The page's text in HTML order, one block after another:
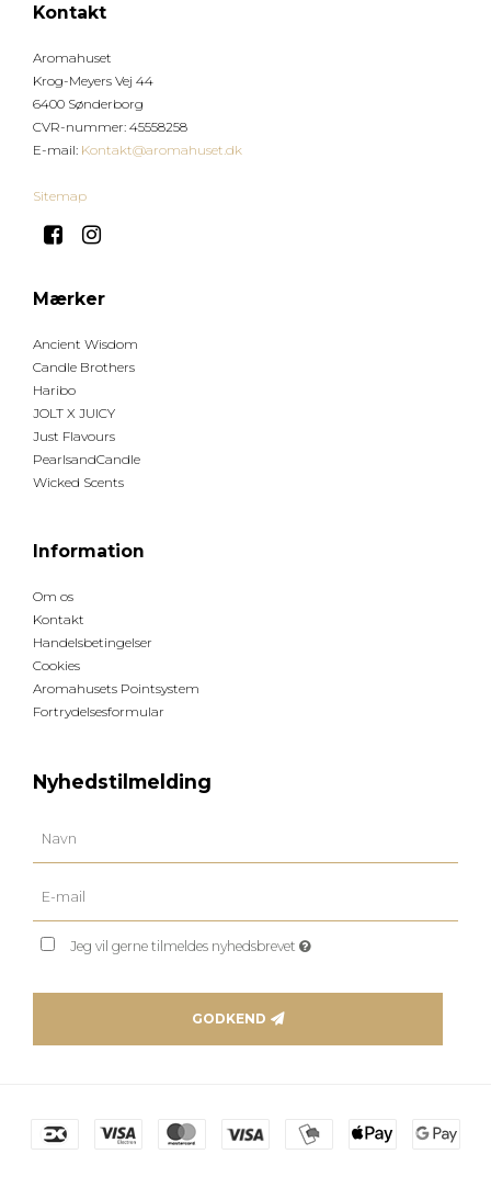
Kontakt
Aromahuset
Krog-Meyers Vej 44
6400 Sønderborg
CVR-nummer: 45558258
E-mail: Kontakt@aromahuset.dk
Sitemap
Mærker
Ancient Wisdom
Candle Brothers
Haribo
JOLT X JUICY
Just Flavours
PearlsandCandle
Wicked Scents
Information
Om os
Kontakt
Handelsbetingelser
Cookies
Aromahusets Pointsystem
Fortrydelsesformular
Nyhedstilmelding
Jeg vil gerne tilmeldes nyhedsbrevet
GODKEND